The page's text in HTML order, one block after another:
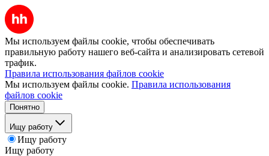
Мы используем файлы cookie, чтобы обеспечивать
правильную работу нашего веб-сайта и анализировать сетевой
трафик.
Правила использования файлов cookie
Мы используем файлы cookie. Правила использования
файлов cookie
Понятно
Ищу работу
Ищу работу
Ищу работу